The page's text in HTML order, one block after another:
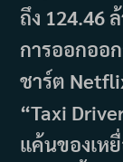
ถึง 124.46
การออกออ
ชาร์ต
“Taxi
แค้นของเห